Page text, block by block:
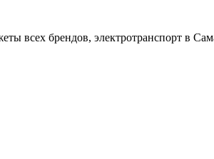
всех брендов, электротранспорт в